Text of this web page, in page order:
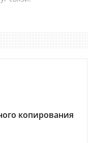
копирования